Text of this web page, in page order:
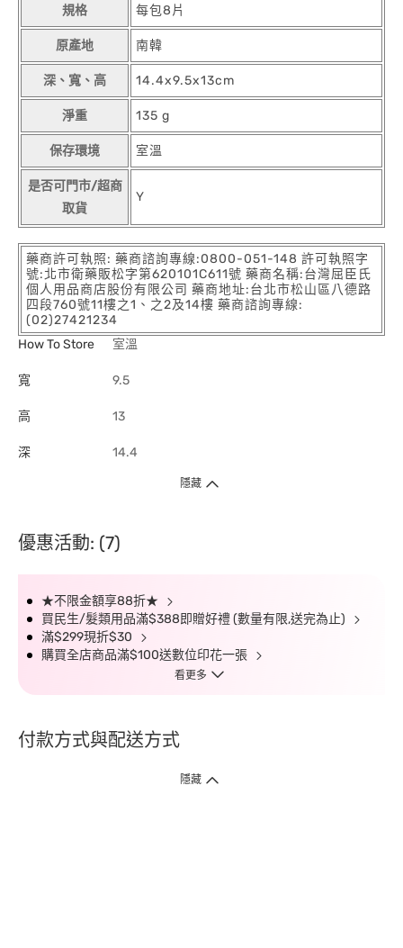
規格 每包8片
原產地 南韓
深、寬、高 14.4x9.5x13cm
淨重 135 g
保存環境 室溫
是否可門市/超商
取貨
Y
藥商許可執照: 藥商諮詢專線:0800-051-148 許可執照字
號:北市衛藥販松字第620101C611號 藥商名稱:台灣屈臣氏
個人用品商店股份有限公司 藥商地址:台北市松山區八德路
四段760號11樓之1、之2及14樓 藥商諮詢專線:
(02)27421234
How To Store
室溫
寬 9.5
高 13
深 14.4
隱藏
優惠活動: (7)
★不限金額享88折★
買民生/髮類用品滿$388即贈好禮 (數量有限,送完為止)
滿$299現折$30
購買全店商品滿$100送數位印花一張
看更多
付款方式與配送方式
隱藏